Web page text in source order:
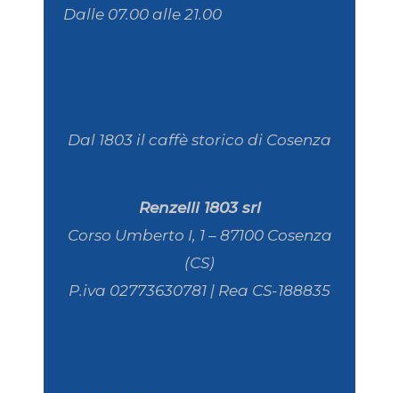
Dalle 07.00 alle 21.00
Dal 1803 il caffè storico di Cosenza
Renzelli 1803 srl
Corso Umberto I, 1 – 87100 Cosenza
(CS)
P.iva 02773630781 | Rea CS-188835